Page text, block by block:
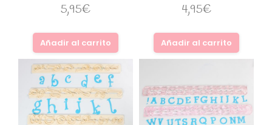
5,95€
Añadir al carrito
4,95€
Añadir al carrito